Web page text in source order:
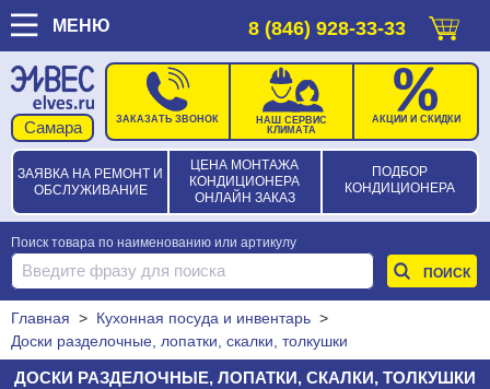
МЕНЮ 8 (846) 928-33-33
ЗАЯВКА НА РЕМОНТ И
ОБСЛУЖИВАНИЕ
ЦЕНА МОНТАЖА
КОНДИЦИОНЕРА
ОНЛАЙН ЗАКАЗ
ПОДБОР
КОНДИЦИОНЕРА
ЗАКАЗАТЬ ЗВОНОК
НАШ СЕРВИС
КЛИМАТА
АКЦИИ И СКИДКИ
Поиск товара по наименованию или артикулу
Главная > Кухонная посуда и инвентарь >
Доски разделочные, лопатки, скалки, толкушки
ДОСКИ РАЗДЕЛОЧНЫЕ, ЛОПАТКИ, СКАЛКИ, ТОЛКУШКИ